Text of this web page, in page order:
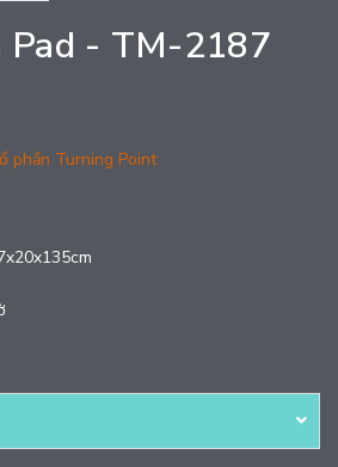
Pad - TM-2187
phần Turning Point